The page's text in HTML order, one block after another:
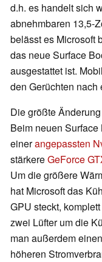
d.h. es handelt sich
abnehmbaren 13,5-
belässt es Microsoft
das neue Surface
ausgestattet ist.
den Gerüchten nach
Die größte
Beim neuen
einerangepassten
stärkereGeForce
Um die größere
hat Microsoft das
GPU steckt,
zwei Lüfter um die
man außerdem
höheren